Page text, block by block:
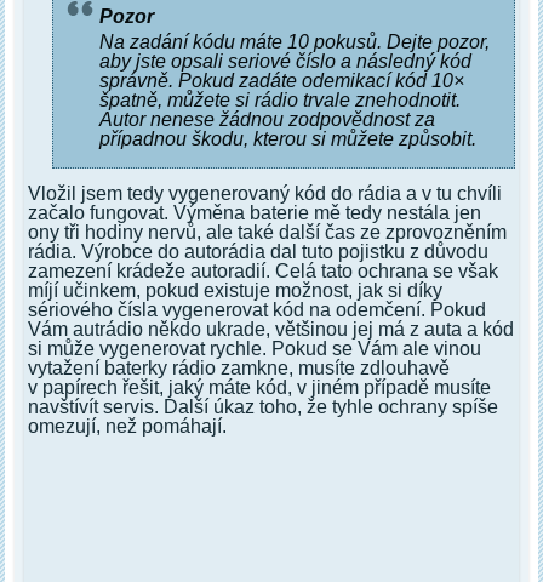
Pozor
Na zadání kódu máte 10 pokusů. Dejte pozor,
aby jste opsali seriové číslo a následný kód
správně. Pokud zadáte odemikací kód 10×
špatně, můžete si rádio trvale znehodnotit.
Autor nenese žádnou zodpovědnost za
případnou škodu, kterou si můžete způsobit.
Vložil jsem tedy vygenerovaný kód do rádia a v tu chvíli
začalo fungovat. Výměna baterie mě tedy nestála jen
ony tři hodiny nervů, ale také další čas ze zprovozněním
rádia. Výrobce do autorádia dal tuto pojistku z důvodu
zamezení krádeže autoradií. Celá tato ochrana se však
míjí učinkem, pokud existuje možnost, jak si díky
sériového čísla vygenerovat kód na odemčení. Pokud
Vám autrádio někdo ukrade, většinou jej má z auta a kód
si může vygenerovat rychle. Pokud se Vám ale vinou
vytažení baterky rádio zamkne, musíte zdlouhavě
v papírech řešit, jaký máte kód, v jiném případě musíte
navštívít servis. Další úkaz toho, že tyhle ochrany spíše
omezují, než pomáhají.